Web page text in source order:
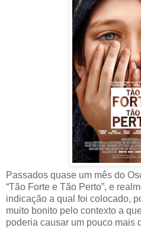
Passados quase um mês do
“Tão Forte e Tão Perto”, e
indicação a qual foi colocado,
muito bonito pelo contexto a
poderia causar um pouco mais